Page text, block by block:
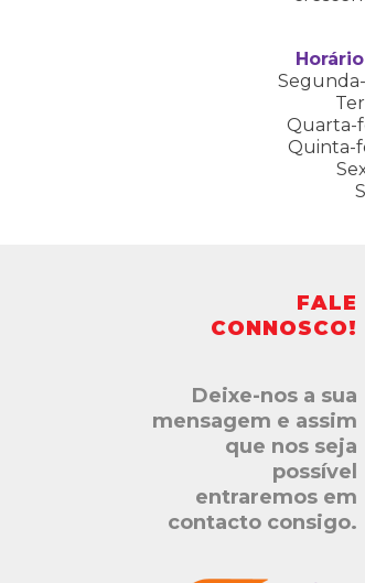
Segunda-
Quarta-
Quinta-
FALE
CONNOSCO!
Deixe-nos a sua
mensagem e assim
que nos seja
possível
entraremos em
contacto consigo.